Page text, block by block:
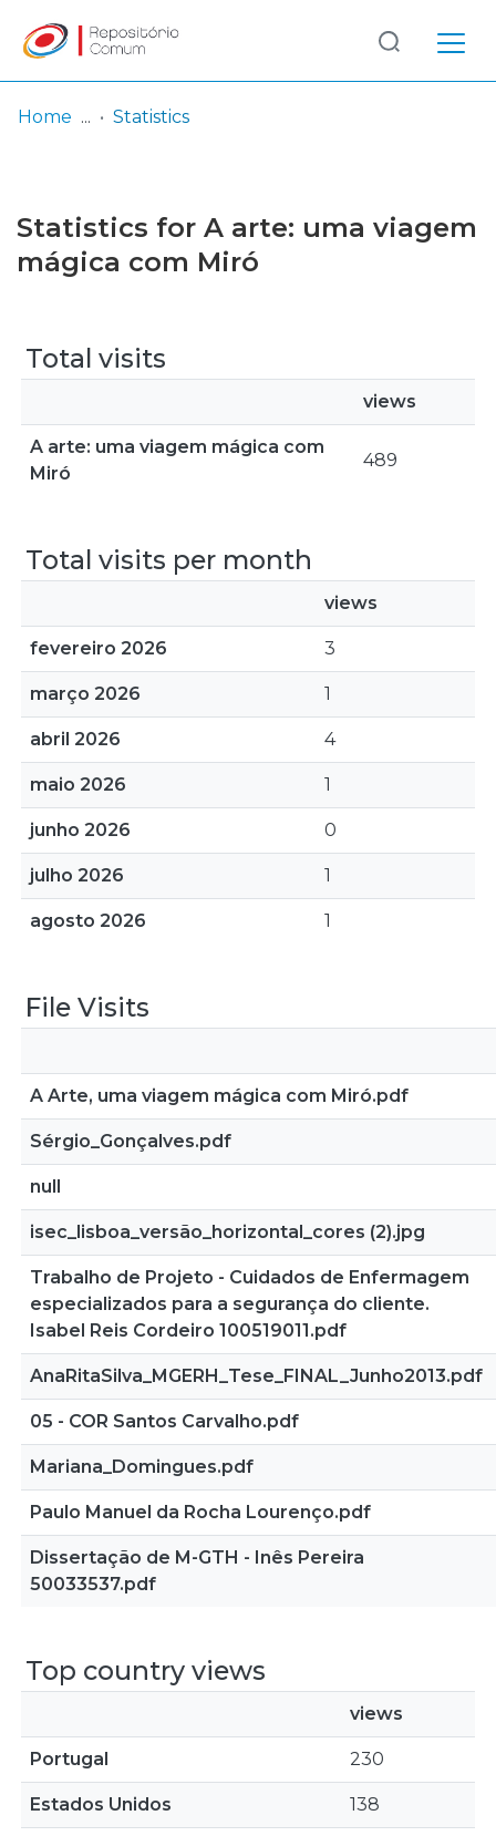
Browse repository
Log
In
(current)
Home Statistics
Statistics for A arte: uma viagem
mágica com Miró
Total visits
views
A arte: uma viagem mágica com
Miró
489
Total visits per month
views
fevereiro 2026 3
março 2026 1
abril 2026 4
maio 2026 1
junho 2026 0
julho 2026 1
agosto 2026 1
File Visits
A Arte, uma viagem mágica com Miró.pdf
Sérgio_Gonçalves.pdf
null
isec_lisboa_versão_horizontal_cores (2).jpg
Trabalho de Projeto - Cuidados de Enfermagem
especializados para a segurança do cliente.
Isabel Reis Cordeiro 100519011.pdf
AnaRitaSilva_MGERH_Tese_FINAL_Junho2013.pdf
05 - COR Santos Carvalho.pdf
Mariana_Domingues.pdf
Paulo Manuel da Rocha Lourenço.pdf
Dissertação de M-GTH - Inês Pereira
50033537.pdf
Top country views
views
Portugal 230
Estados Unidos 138